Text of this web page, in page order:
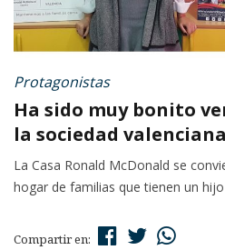
Protagonistas
Ha sido muy bonito
la sociedad
La Casa Ronald McDonald se
hogar de familias que tienen un
Compartir en: